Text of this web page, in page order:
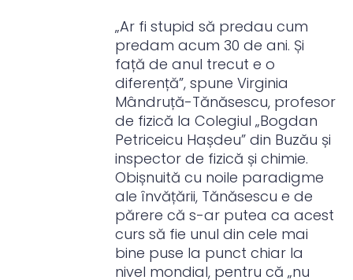
„Ar fi stupid să predau cum
predam acum 30 de ani. Și
față de anul trecut e o
diferență”, spune Virginia
Mândruță-Tănăsescu, profesor
de fizică la Colegiul „Bogdan
Petriceicu Hașdeu” din Buzău și
inspector de fizică și chimie.
Obișnuită cu noile paradigme
ale învățării, Tănăsescu e de
părere că s-ar putea ca acest
curs să fie unul din cele mai
bine puse la punct chiar la
nivel mondial, pentru că „nu